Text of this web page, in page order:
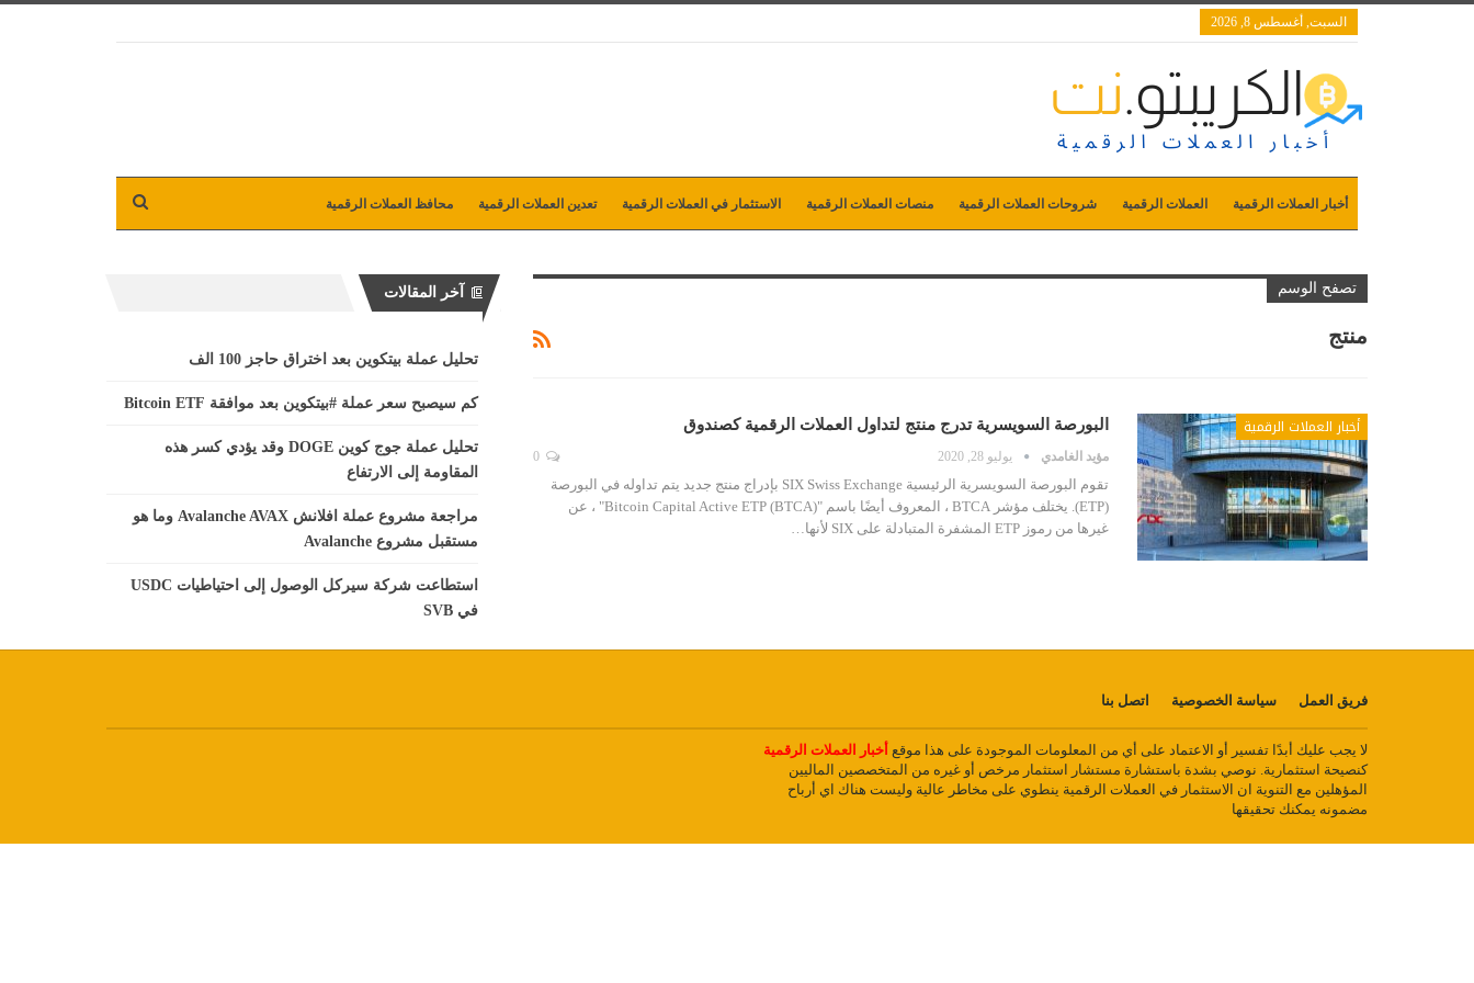
السبت, أغسطس 8, 2026
أخبار العملات الرقمية العملات الرقمية شروحات العملات الرقمية منصات العملات الرقمية الاستثمار في العملات الرقمية تعدين العملات الرقمية محافظ العملات الرقمية
تصفح الوسم
منتج
أخبار العملات الرقمية البورصة السويسرية تدرج منتج لتداول العملات الرقمية كصندوق
مؤيد الغامدي يوليو 28, 2020
تقوم البورصة السويسرية الرئيسية SIX Swiss Exchange بإدراج منتج جديد يتم تداوله في البورصة
(ETP). يختلف مؤشر BTCA ، المعروف أيضًا باسم "Bitcoin Capital Active ETP (BTCA)" ، عن
غيرها من رموز ETP المشفرة المتبادلة على SIX لأنها
آخر المقالات
تحليل عملة بيتكوين بعد اختراق حاجز 100 الف
كم سيصبح سعر عملة #بيتكوين بعد موافقة Bitcoin ETF
تحليل عملة جوج كوين DOGE وقد يؤدي كسر هذه
المقاومة إلى الارتفاع
مراجعة مشروع عملة افلانش Avalanche AVAX وما هو
مستقبل مشروع Avalanche
استطاعت شركة سيركل الوصول إلى احتياطيات USDC
في SVB
فريق العمل سياسة الخصوصية اتصل بنا
لا يجب عليك أبدًا تفسير أو الاعتماد على أي من المعلومات الموجودة على هذا موقع أخبار العملات الرقمية
كنصيحة استثمارية. نوصي بشدة باستشارة مستشار استثمار مرخص أو غيره من المتخصصين الماليين
المؤهلين مع التنوية ان الاستثمار في العملات الرقمية ينطوي على مخاطر عالية وليست هناك اي أرباح
مضمونه يمكنك تحقيقها